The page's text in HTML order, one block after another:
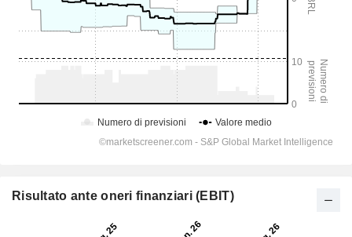
Risultato ante oneri finanziari (EBIT)